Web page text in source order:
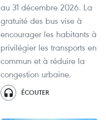
au 31 décembre 2026. La
gratuité des bus vise à
encourager les habitants à
privilégier les transports en
commun et à réduire la
congestion urbaine.
ÉCOUTER